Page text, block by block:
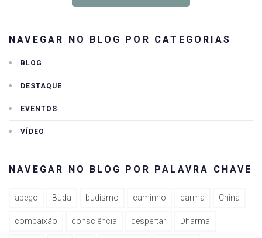
NAVEGAR NO BLOG POR CATEGORIAS
BLOG
DESTAQUE
EVENTOS
VÍDEO
NAVEGAR NO BLOG POR PALAVRA CHAVE
apego Buda budismo caminho carma China
compaixão consciência despertar Dharma